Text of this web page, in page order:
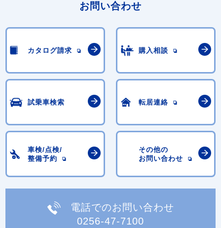
お問い合わせ
カタログ請求 購入相談
試乗車検索 転居連絡
車検/点検/
整備予約
その他の
お問い合わせ
電話でのお問い合わせ
0256-47-7100